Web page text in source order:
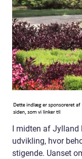
I midten af
udvikling, hvor
stigende. Uanset